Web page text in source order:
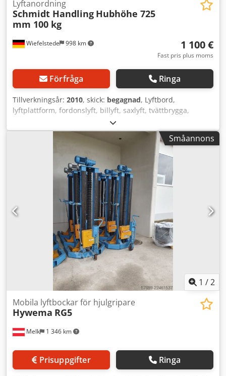
Wiefelstede 998 km
Lyftanordning
Schmidt Handling Hubhöhe 725
mm 100 kg
1 100 €
Fast pris plus moms
Förfråga Ringa
Tillverkningsår: 2010, skick: begagnad, Lyftbord,
lyftplattform, fordonslyft, billyft, saxlyft, tvättbrygga,
saxbrygga, lyftanordning, materiallyft, lyfthjälpmedel
Dwsdjg N Tu Nopfx Ad Sja -Tillverkare: Schmidt Handling,
lyftanordning -Bärförmåga: 100 kg -Lyfthöjd: 725 mm -
Plattform: 545 x 285 mm, tippbar -Mått: 400/380/H1260
mm -Vikt: 205 kg
Småannons
1 /2
Melk 1 346 km
Mobila lyftbockar för hjulgripare
Hywema RG5
Prisuppgifter Ringa